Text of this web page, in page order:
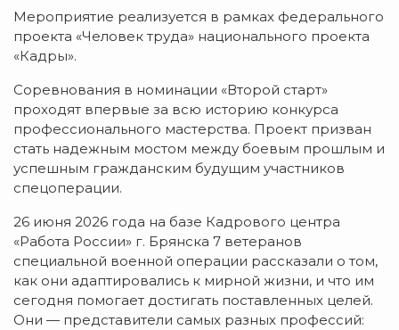
Мероприятие реализуется в рамках федерального
проекта «Человек труда» национального проекта
«Кадры».
Соревнования в номинации «Второй старт»
проходят впервые за всю историю конкурса
профессионального мастерства. Проект призван
стать надежным мостом между боевым прошлым и
успешным гражданским будущим участников
спецоперации.
26 июня 2026 года на базе Кадрового центра
«Работа России» г. Брянска 7 ветеранов
специальной военной операции рассказали о том,
как они адаптировались к мирной жизни, и что им
сегодня помогает достигать поставленных целей.
Они — представители самых разных профессий: